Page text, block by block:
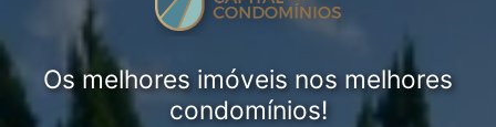
Os melhores imóveis nos melhores
condomínios!